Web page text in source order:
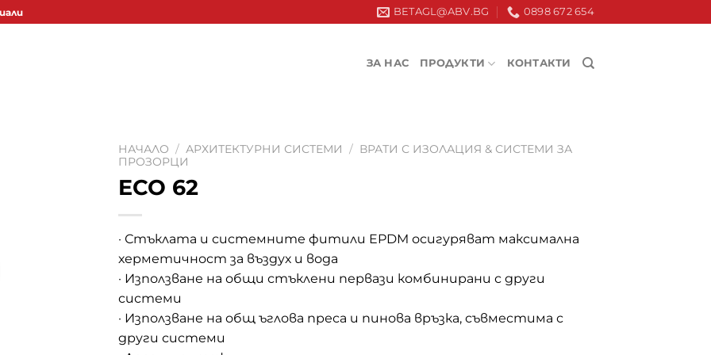
BETAGL@ABV.BG 0898 672 654
ЗА НАС ПРОДУКТИ КОНТАКТИ
НАЧАЛО / АРХИТЕКТУРНИ СИСТЕМИ / ВРАТИ С ИЗОЛАЦИЯ & СИСТЕМИ ЗА
ПРОЗОРЦИ
ECO 62
· Стъклата и системните фитили EPDM осигуряват максимална
херметичност за въздух и вода
· Използване на общи стъклени первази комбинирани с други
системи
· Използване на общ ъглова преса и пинова връзка, съвместима с
други системи